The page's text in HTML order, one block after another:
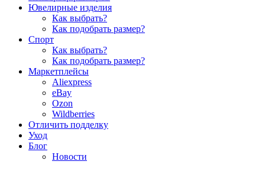
Ювелирные изделия
Как выбрать?
Как подобрать размер?
Спорт
Как выбрать?
Как подобрать размер?
Маркетплейсы
Aliexpress
eBay
Ozon
Wildberries
Отличить подделку
Уход
Блог
Новости